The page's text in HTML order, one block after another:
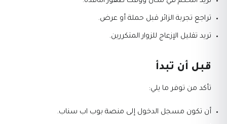
تراجع تجربة الزائر قبل حملة أو عرض.
تريد تقليل الإزعاج للزوار المتكررين.
قبل أن تبدأ
تأكد من توفر ما يلي:
أن تكون مسجل الدخول إلى منصة بوب اب سناب.